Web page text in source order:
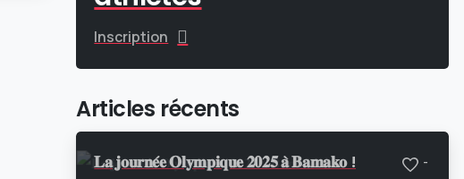
Inscription
Articles récents
𝐋𝐚 𝐣𝐨𝐮𝐫𝐧𝐞́𝐞 𝐎𝐥𝐲𝐦𝐩𝐢𝐪𝐮𝐞 𝟐𝟎𝟐𝟓 𝐚̀ 𝐁𝐚𝐦𝐚𝐤𝐨 ! -